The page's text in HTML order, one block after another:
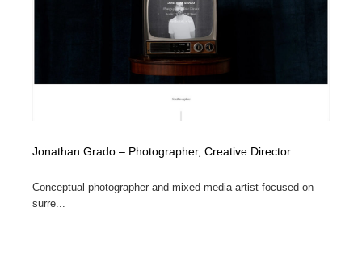
Jonathan Grado – Photographer, Creative Director
Conceptual photographer and mixed-media artist focused on
surre...